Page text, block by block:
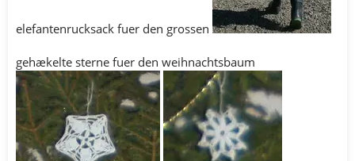
elefantenrucksack fuer den grossen
gehækelte sterne fuer den weihnachtsbaum